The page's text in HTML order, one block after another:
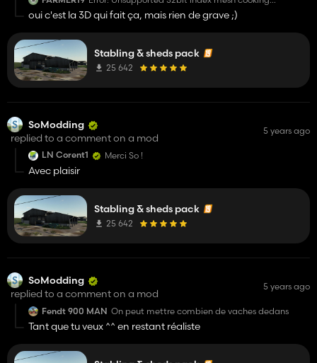
'stabulationMA7
oui c'est la 3D qui fait ça, mais rien de grave ;)
Stabling & sheds pack
25 642
SoModding
replied to a comment on a mod
5 years ago
LN Corent1 Merci So !
Avec plaisir
Stabling & sheds pack
25 642
SoModding
replied to a comment on a mod
5 years ago
Fendt 900 MAN On peut mettre combien de vaches dedans
Tant que tu veux ^^ en restant réaliste